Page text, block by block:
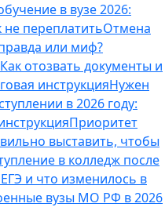
в вузе 2026:
переплатитьОтмена
или миф?
Как отозвать документы и
инструкцияНужен
в 2026 году:
Приоритет
выставить, чтобы
в колледж после
и что изменилось в
вузы МО РФ в 2026